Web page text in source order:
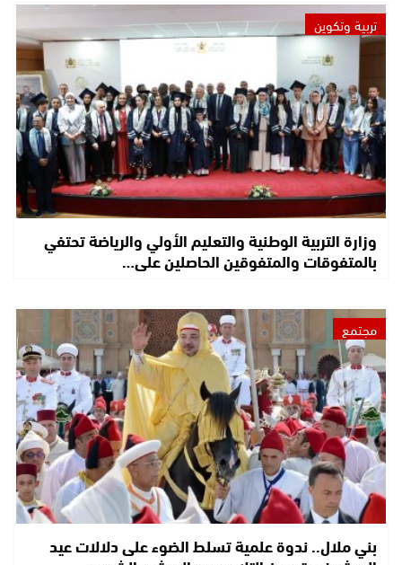
تربية وتكوين
وزارة التربية الوطنية والتعليم الأولي والرياضة تحتفي
بالمتفوقات والمتفوقين الحاصلين على…
مجتمع
بني ملال.. ندوة علمية تسلط الضوء على دلالات عيد